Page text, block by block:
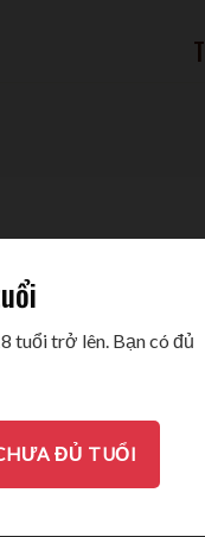
BỔ SUNG
tuổi trở lên. Bạn có đủ
ĐỦ TUỔI